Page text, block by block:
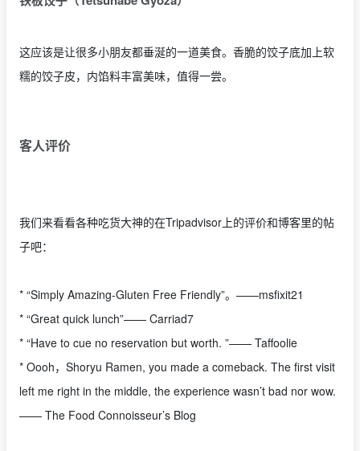
这应该是让很多小朋友都垂涎的一道美食。香脆的饺子底加上软
糯的饺子皮，内馅料丰富美味，值得一尝。
客人评价
我们来看看各种吃货大神的在Tripadvisor上的评价和博客里的帖
子吧：
* “Simply Amazing-Gluten Free Friendly”。——msfixit21
* “Great quick lunch”—— Carriad7
* “Have to cue no reservation but worth. ”—— Taffoolie
* Oooh，Shoryu Ramen, you made a comeback. The first visit
left me right in the middle, the experience wasn’t bad nor wow.
—— The Food Connoisseur’s Blog